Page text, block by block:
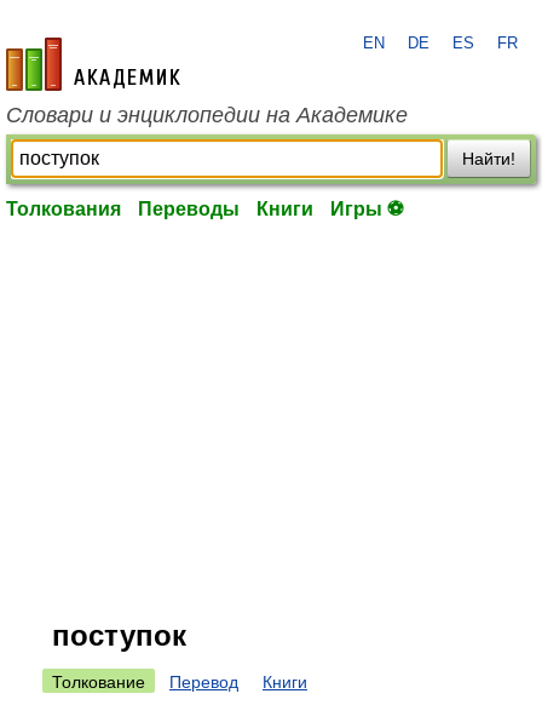
academic.ru
EN DE ES FR
Словари и энциклопедии на Академике
Найти!
Толкования Переводы Книги Игры ⚽
поступок
Толкование Перевод Книги